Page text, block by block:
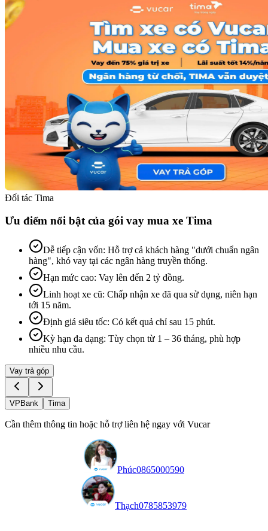
Đối tác Tima
Ưu điểm nổi bật của gói vay mua xe Tima
Dễ tiếp cận vốn: Hỗ trợ cả khách hàng "dưới chuẩn ngân
hàng", khó vay tại các ngân hàng truyền thống.
Hạn mức cao: Vay lên đến 2 tỷ đồng.
Linh hoạt xe cũ: Chấp nhận xe đã qua sử dụng, niên hạn
tới 15 năm.
Định giá siêu tốc: Có kết quả chỉ sau 15 phút.
Kỳ hạn đa dạng: Tùy chọn từ 1 – 36 tháng, phù hợp
nhiều nhu cầu.
Vay trả góp
VPBank Tima
Cần thêm thông tin hoặc hỗ trợ liên hệ ngay với Vucar
Phúc0865000590
Thạch0785853979